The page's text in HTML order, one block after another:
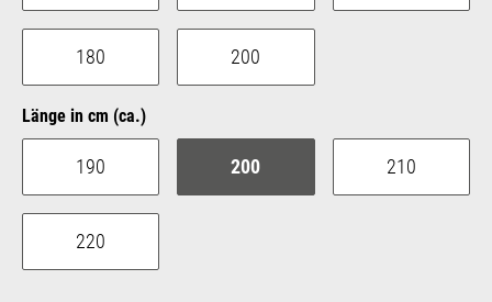
180 200
Länge in cm (ca.)auswählen
190 200 210
220